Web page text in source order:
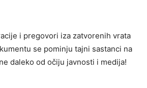
i pregovori iza zatvorenih vrata
se pominju tajni sastanci na
daleko od očiju javnosti i medija!